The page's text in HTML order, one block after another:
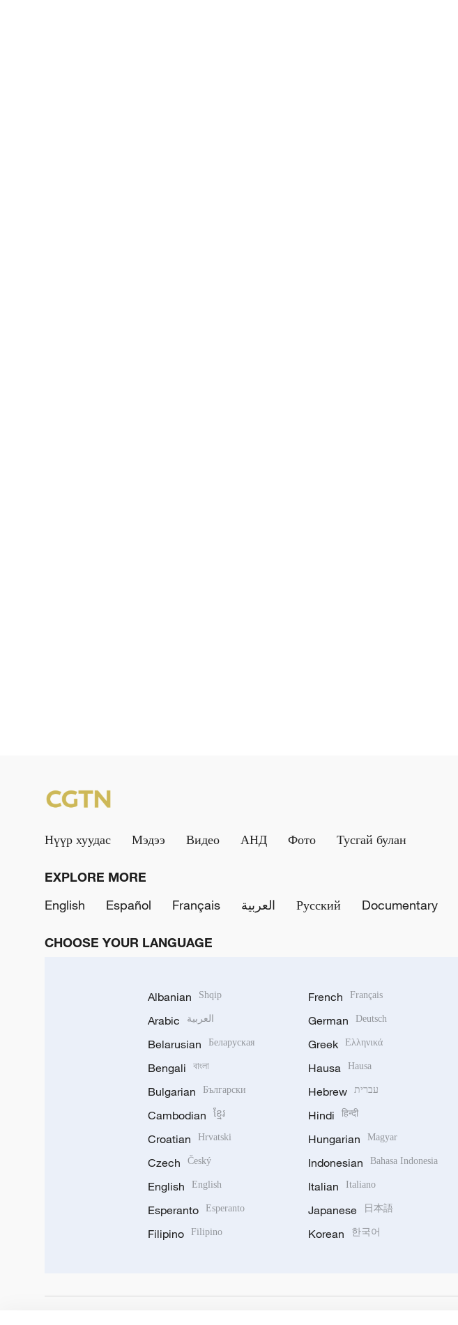
Нүүр хуудас Мэдээ Видео АНД Фото Тусгай булан
EXPLORE MORE
English
Español Français العربية Русский Documentary
CHOOSE YOUR LANGUAGE
Albanian Shqip
Arabic العربية
Belarusian Беларуская
Bengali বাংলা
Bulgarian Български
Cambodian ខ្មែរ
Croatian Hrvatski
Czech Český
English English
Esperanto Esperanto
Filipino Filipino
French Français
German Deutsch
Greek Ελληνικά
Hausa Hausa
Hebrew עברית
Hindi हिन्दी
Hungarian Magyar
Indonesian Bahasa Indonesia
Italian Italiano
Japanese 日本語
Korean 한국어